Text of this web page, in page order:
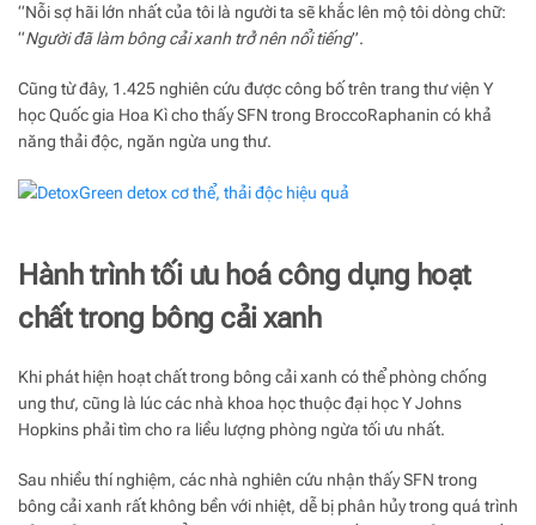
“Nỗi sợ hãi lớn nhất của tôi là người ta sẽ khắc lên mộ tôi dòng chữ:
“Người đã làm bông cải xanh trở nên nổi tiếng”.
Cũng từ đây, 1.425 nghiên cứu được công bố trên trang thư viện Y
học Quốc gia Hoa Kì cho thấy SFN trong BroccoRaphanin có khả
năng thải độc, ngăn ngừa ung thư.
Hành trình tối ưu hoá công dụng hoạt
chất trong bông cải xanh
Khi phát hiện hoạt chất trong bông cải xanh có thể phòng chống
ung thư, cũng là lúc các nhà khoa học thuộc đại học Y Johns
Hopkins phải tìm cho ra liều lượng phòng ngừa tối ưu nhất.
Sau nhiều thí nghiệm, các nhà nghiên cứu nhận thấy SFN trong
bông cải xanh rất không bền với nhiệt, dễ bị phân hủy trong quá trình